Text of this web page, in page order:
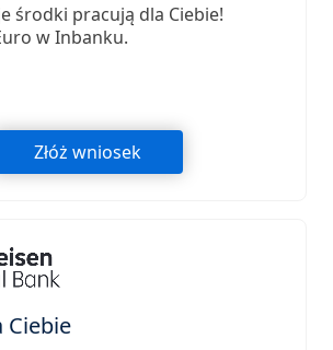
środki pracują dla Ciebie!
w Inbanku.
Złóż wniosek
Ciebie